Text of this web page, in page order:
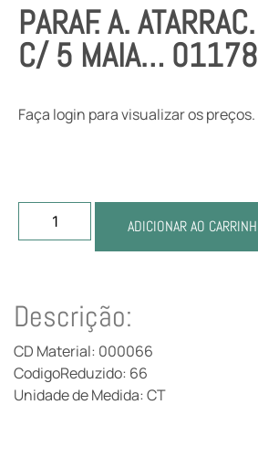
PARAF. A.
C/ 5 MAIA…
Faça login para visualizar os preços.
ADICIONAR AO
Descrição:
CD Material: 000066
CodigoReduzido: 66
Unidade de Medida: CT